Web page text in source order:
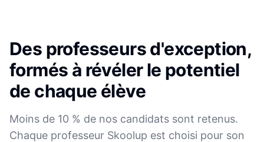
Des professeurs d'exception,
formés à révéler le potentiel
de chaque élève
Moins de 10 % de nos candidats sont retenus.
Chaque professeur Skoolup est choisi pour son